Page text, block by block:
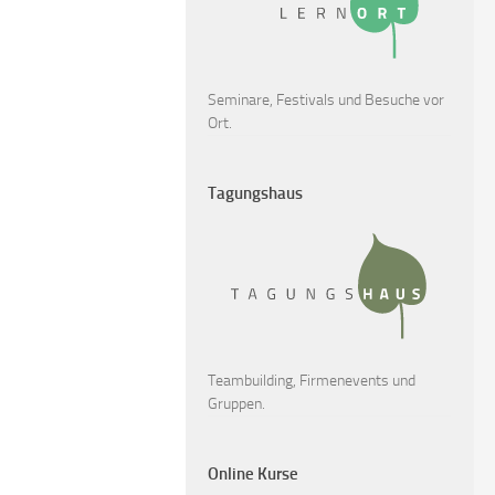
Seminare, Festivals und Besuche vor
Ort.
Tagungshaus
Teambuilding, Firmenevents und
Gruppen.
Online Kurse